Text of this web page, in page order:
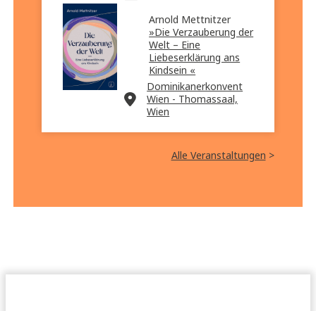
Arnold Mettnitzer
»Die Verzauberung der
Welt – Eine
Liebeserklärung ans
Kindsein «
Dominikanerkonvent
Wien - Thomassaal,
Wien
Alle Veranstaltungen >